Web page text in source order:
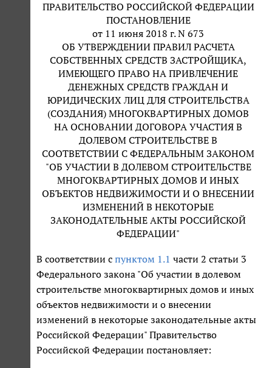
ПРАВИТЕЛЬСТВО РОССИЙСКОЙ ФЕДЕРАЦИИ
ПОСТАНОВЛЕНИЕ
от 11 июня 2018 г. N 673
ОБ УТВЕРЖДЕНИИ ПРАВИЛ РАСЧЕТА
СОБСТВЕННЫХ СРЕДСТВ ЗАСТРОЙЩИКА,
ИМЕЮЩЕГО ПРАВО НА ПРИВЛЕЧЕНИЕ
ДЕНЕЖНЫХ СРЕДСТВ ГРАЖДАН И
ЮРИДИЧЕСКИХ ЛИЦ ДЛЯ СТРОИТЕЛЬСТВА
(СОЗДАНИЯ) МНОГОКВАРТИРНЫХ ДОМОВ
НА ОСНОВАНИИ ДОГОВОРА УЧАСТИЯ В
ДОЛЕВОМ СТРОИТЕЛЬСТВЕ В
СООТВЕТСТВИИ С ФЕДЕРАЛЬНЫМ ЗАКОНОМ
"ОБ УЧАСТИИ В ДОЛЕВОМ СТРОИТЕЛЬСТВЕ
МНОГОКВАРТИРНЫХ ДОМОВ И ИНЫХ
ОБЪЕКТОВ НЕДВИЖИМОСТИ И О ВНЕСЕНИИ
ИЗМЕНЕНИЙ В НЕКОТОРЫЕ
ЗАКОНОДАТЕЛЬНЫЕ АКТЫ РОССИЙСКОЙ
ФЕДЕРАЦИИ"
В соответствии с пунктом 1.1 части 2 статьи 3
Федерального закона "Об участии в долевом
строительстве многоквартирных домов и иных
объектов недвижимости и о внесении
изменений в некоторые законодательные акты
Российской Федерации" Правительство
Российской Федерации постановляет: